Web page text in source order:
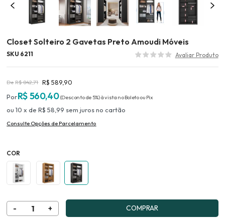
Closet Solteiro 2 Gavetas Preto Amoudi Móveis
SKU 6211
R$ 842,71 R$ 589,90
R$ 560,40(Descontode 5%)
10 x de R$ 58,99 sem juros no
COR
COMPRAR